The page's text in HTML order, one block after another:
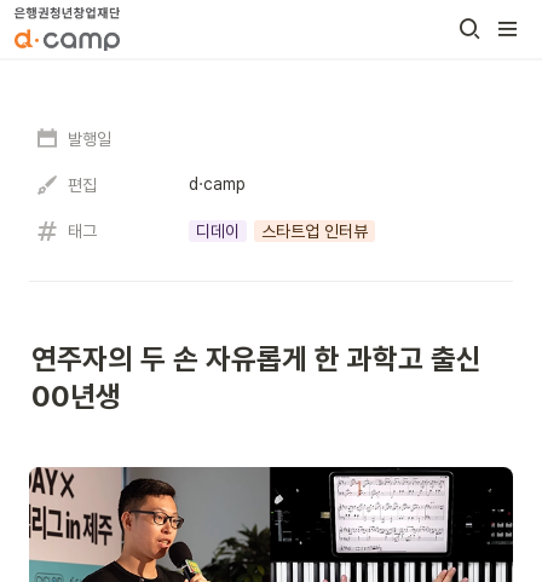
발행일
편집 d·camp
태그 디데이 스타트업 인터뷰
연주자의 두 손 자유롭게 한 과학고 출신
00년생